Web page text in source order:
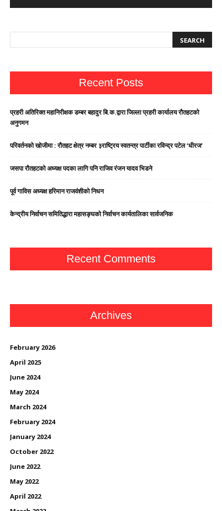
Recent Posts
प्रहरी अतिरिक्त महानिरीक्षक डम्बर बहादुर बि.क.द्वारा जिल्ला प्रहरी कार्यालय रौतहटको
अनुगमन
परिवर्तनको खोजीमा : रौतहट क्षेत्र नम्बर ३राष्ट्रिय स्वतन्त्र पार्टीका रविन्द्र पटेल ‘धीरज’
जसपा राैतहटको अध्यक्ष पदका लागि पनि राजिव रंजन यादव भिडने
पूर्व गाविस अध्यक्ष हरिमान राजवंशीको निधन
केन्द्रीय निर्वाचन समितिद्धारा महासङ्घको निर्वाचन कार्यतालिका सार्वजनिक
Recent Comments
Archives
February 2026
April 2025
June 2024
May 2024
March 2024
February 2024
January 2024
October 2022
June 2022
May 2022
April 2022